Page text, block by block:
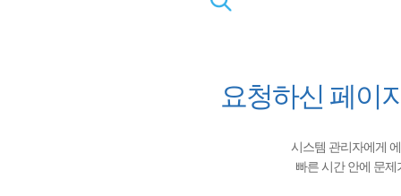
요청하신 페이
시스템 관리자에게
빠른 시간 안에 문